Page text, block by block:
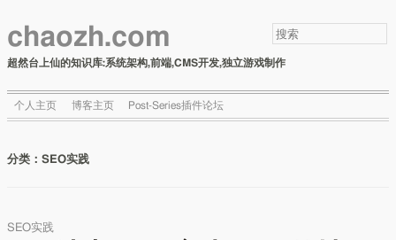
chaozh.com
超然台上仙的知识库:系统架构,前端,CMS开发,独立游戏制作
个人主页 博客主页 Post-Series插件论坛
分类：SEO实践
SEO实践